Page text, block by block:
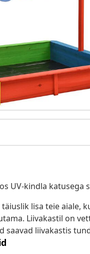
UV-kindla
lisa teie aiale,
Liivakastil on
saavad liivakastis